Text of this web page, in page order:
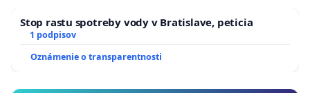
Stop rastu spotreby vody v Bratislave, peticia
1 podpisov
Oznámenie o transparentnosti